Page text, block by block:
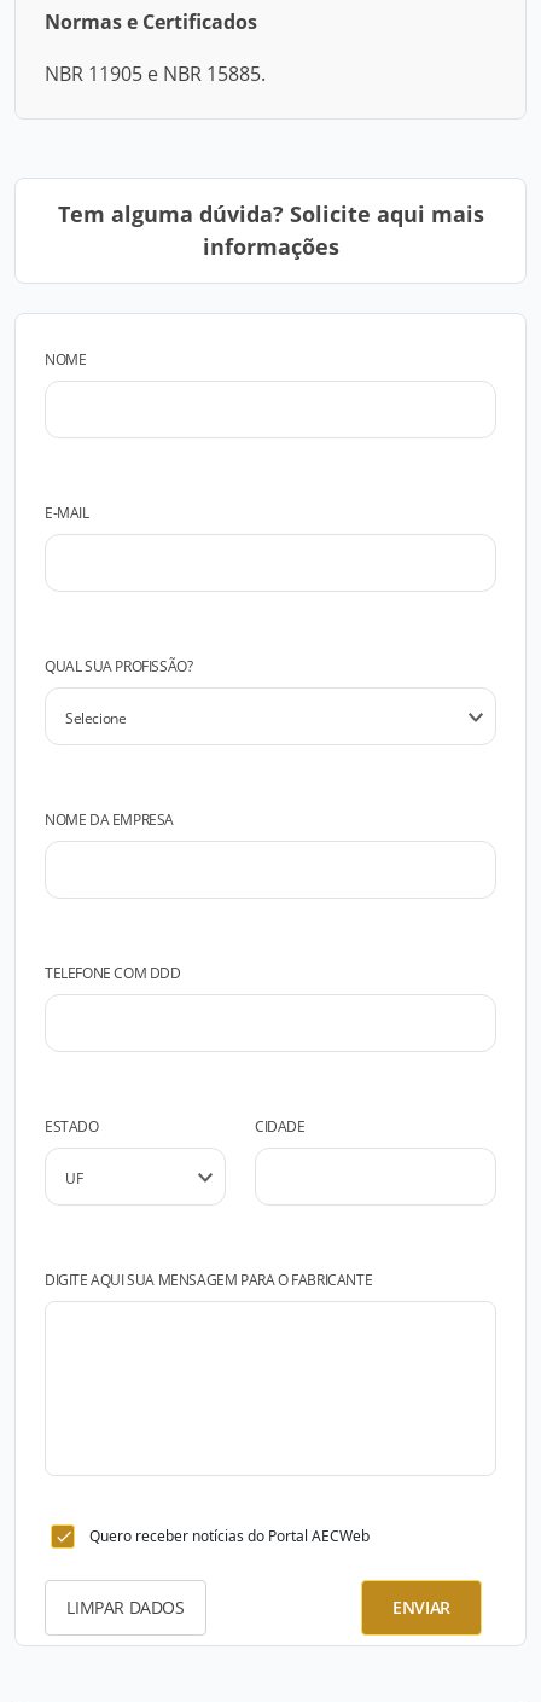
Normas e Certificados
NBR 11905 e NBR 15885.
Tem alguma dúvida? Solicite aqui mais
informações
NOME
E-MAIL
QUAL SUA PROFISSÃO?
NOME DA EMPRESA
TELEFONE COM DDD
ESTADO CIDADE
DIGITE AQUI SUA MENSAGEM PARA O FABRICANTE
Quero receber notícias do Portal AECWeb
LIMPAR DADOS ENVIAR